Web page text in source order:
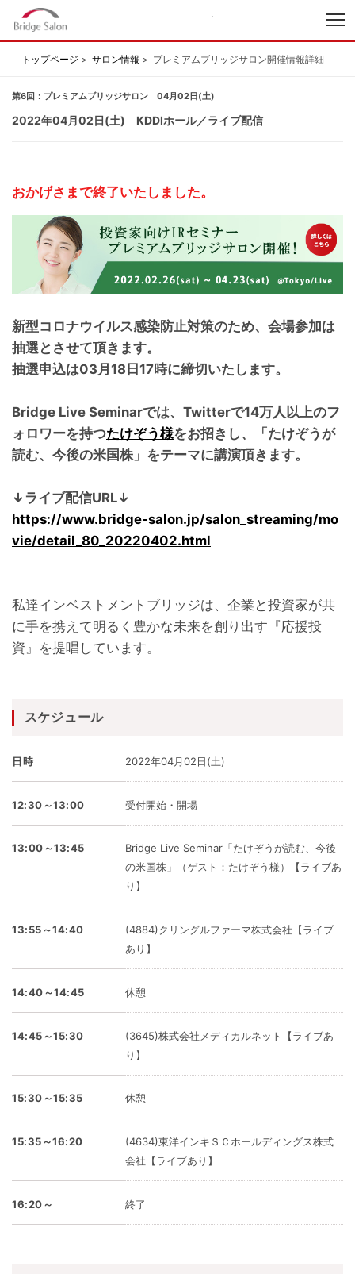
トップページ サロン情報 プレミアムブリッジサロン開催情報詳細
第6回：プレミアムブリッジサロン 04月02日(土)
2022年04月02日(土) KDDIホール／ライブ配信
おかげさまで終了いたしました。
新型コロナウイルス感染防止対策のため、会場参加は
抽選とさせて頂きます。
抽選申込は03月18日17時に締切いたします。
Bridge Live Seminarでは、Twitterで14万人以上のフ
ォロワーを持つたけぞう様をお招きし、「たけぞうが
読む、今後の米国株」をテーマに講演頂きます。
↓ライブ配信URL↓
https://www.bridge-salon.jp/salon_streaming/mo
vie/detail_80_20220402.html
私達インベストメントブリッジは、企業と投資家が共
に手を携えて明るく豊かな未来を創り出す『応援投
資』を提唱しています。
スケジュール
日時 2022年04月02日(土)
12:30～13:00 受付開始・開場
13:00～13:45
Bridge Live Seminar「たけぞうが読む、今後
の米国株」（ゲスト：たけぞう様）【ライブあ
り】
13:55～14:40
(4884)クリングルファーマ株式会社【ライブ
あり】
14:40～14:45 休憩
14:45～15:30
(3645)株式会社メディカルネット【ライブあ
り】
15:30～15:35 休憩
15:35～16:20
(4634)東洋インキＳＣホールディングス株式
会社【ライブあり】
16:20～ 終了